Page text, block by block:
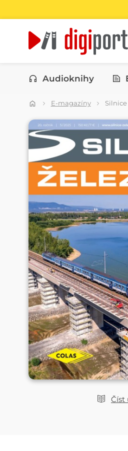
Kategorie
Audioknihy
E-magazíny Silnice
Číst